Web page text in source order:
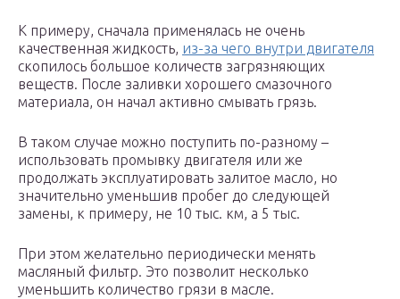
К примеру, сначала применялась не очень
качественная жидкость, из-за чего внутри двигателя
скопилось большое количеств загрязняющих
веществ. После заливки хорошего смазочного
материала, он начал активно смывать грязь.
В таком случае можно поступить по-разному –
использовать промывку двигателя или же
продолжать эксплуатировать залитое масло, но
значительно уменьшив пробег до следующей
замены, к примеру, не 10 тыс. км, а 5 тыс.
При этом желательно периодически менять
масляный фильтр. Это позволит несколько
уменьшить количество грязи в масле.